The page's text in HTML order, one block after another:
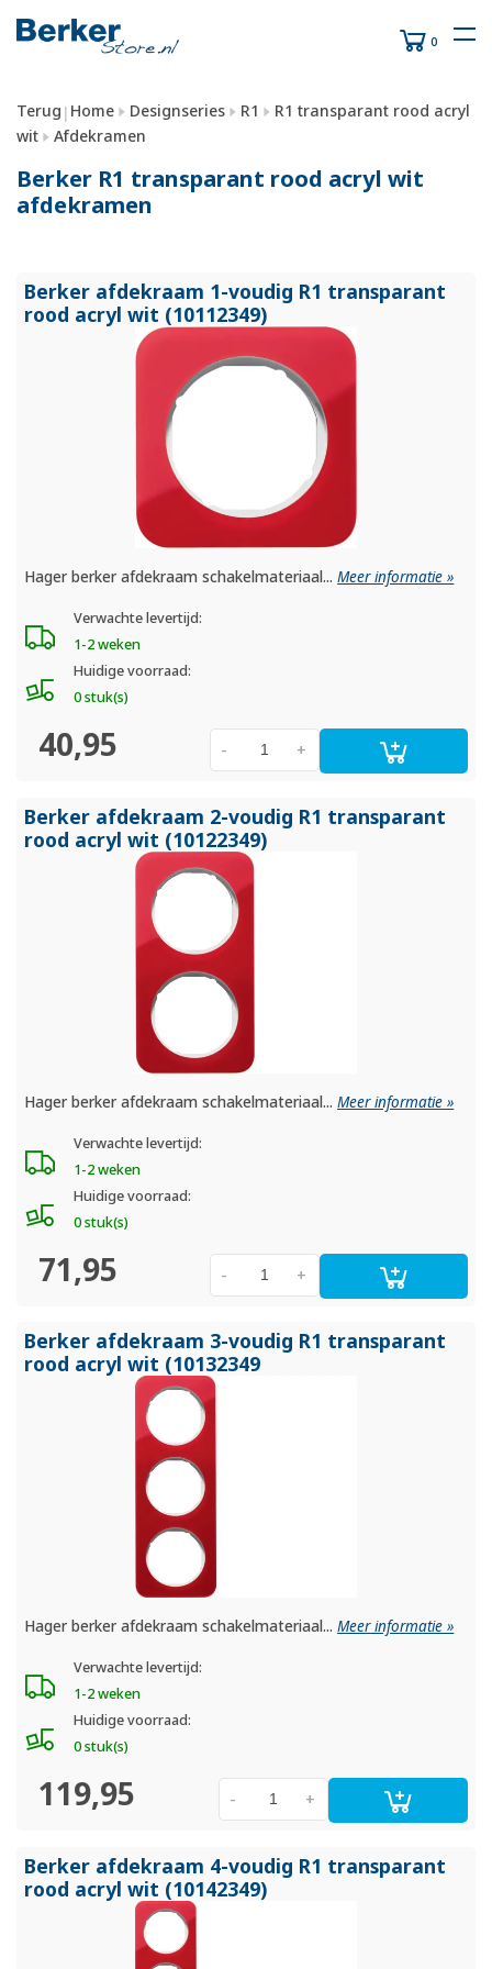
0
Terug | Home Designseries R1
R1 transparant rood acryl
wit
Afdekramen
Berker R1 transparant rood acryl wit
afdekramen
Berker afdekraam 1-voudig R1 transparant
rood acryl wit (10112349)
Hager berker afdekraam schakelmateriaal...Meer informatie »
Verwachte levertijd:
1-2 weken
Huidige voorraad:
0 stuk(s)
40,95 +
-
Berker afdekraam 2-voudig R1 transparant
rood acryl wit (10122349)
Hager berker afdekraam schakelmateriaal...Meer informatie »
Verwachte levertijd:
1-2 weken
Huidige voorraad:
0 stuk(s)
71,95 +
-
Berker afdekraam 3-voudig R1 transparant
rood acryl wit (10132349
Hager berker afdekraam schakelmateriaal...Meer informatie »
Verwachte levertijd:
1-2 weken
Huidige voorraad:
0 stuk(s)
119,95 +
-
Berker afdekraam 4-voudig R1 transparant
rood acryl wit (10142349)